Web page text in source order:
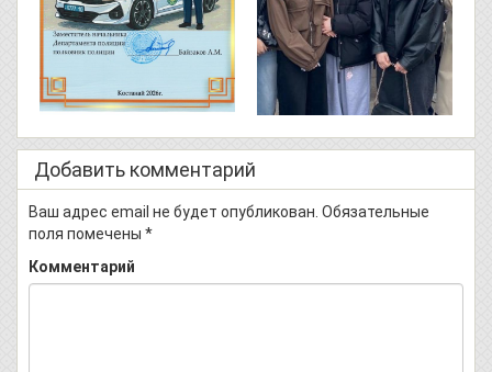
Добавить комментарий
Ваш адрес email не будет опубликован. Обязательные
поля помечены *
Комментарий